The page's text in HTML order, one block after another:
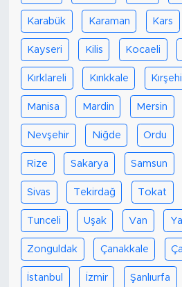
Karabük Karaman Kars
Kayseri Kilis Kocaeli
Kırklareli Kırıkkale
Manisa Mardin Mersin
Nevşehir Niğde Ordu
Rize Sakarya Samsun
Sivas Tekirdağ Tokat
Tunceli Uşak Van
Zonguldak Çanakkale
İstanbul İzmir Şanlıurfa